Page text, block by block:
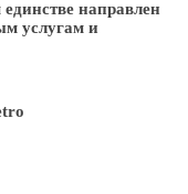
направлен
услугам и